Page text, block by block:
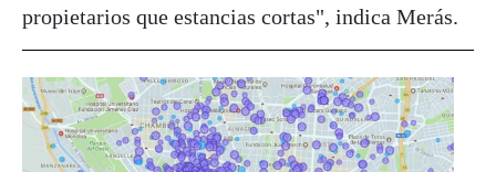
propietarios que estancias cortas", indica Merás.